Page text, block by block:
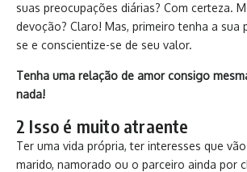
suas preocupações diárias? Com certeza.
devoção? Claro! Mas, primeiro tenha a sua
se e conscientize-se de seu valor.
Tenha uma relação de amor consigo
nada!
2 Isso é muito atraente
Ter uma vida própria, ter interesses que
marido, namorado ou o parceiro ainda por